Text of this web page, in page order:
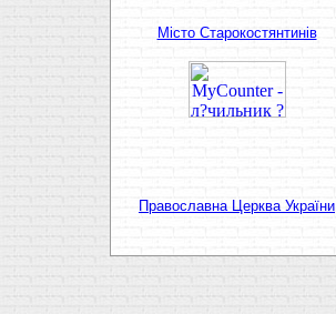
Мiсто Старокостянтинiв
Православна Церква України